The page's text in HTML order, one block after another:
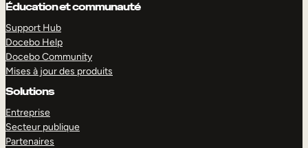
Éducation et communauté
Support Hub
Docebo Help
Docebo Community
Mises à jour des produits
Solutions
Entreprise
Secteur publique
Partenaires